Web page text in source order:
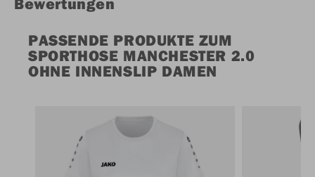
PASSENDE PRODUKTE ZUM
SPORTHOSE MANCHESTER 2.0
OHNE INNENSLIP DAMEN